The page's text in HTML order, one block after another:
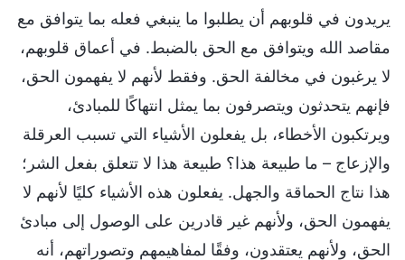
يريدون في قلوبهم أن يطلبوا ما ينبغي فعله بما يتوافق مع
مقاصد الله ويتوافق مع الحق بالضبط. في أعماق قلوبهم،
لا يرغبون في مخالفة الحق. وفقط لأنهم لا يفهمون الحق،
فإنهم يتحدثون ويتصرفون بما يمثل انتهاكًا للمبادئ،
ويرتكبون الأخطاء، بل يفعلون الأشياء التي تسبب العرقلة
والإزعاج – ما طبيعة هذا؟ طبيعة هذا لا تتعلق بفعل الشر؛
هذا نتاج الحماقة والجهل. يفعلون هذه الأشياء كليًا لأنهم لا
يفهمون الحق، ولأنهم غير قادرين على الوصول إلى مبادئ
الحق، ولأنهم يعتقدون، وفقًا لمفاهيمهم وتصوراتهم، أنه